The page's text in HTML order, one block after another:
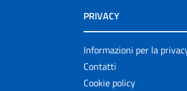
PRIVACY
Informazioni per la
Contatti
Cookie policy